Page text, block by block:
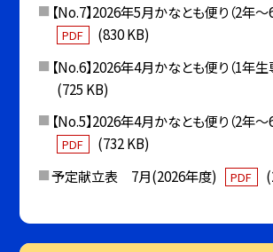
【No.7】2026年5月かなとも便り（2年〜
PDF
(830 KB)
【No.6】2026年4月かなとも便り（1年生
(725 KB)
【No.5】2026年4月かなとも便り（2年〜
PDF
(732 KB)
予定献立表 7月(2026年度)
PDF